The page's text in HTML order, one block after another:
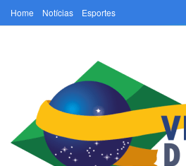
Home Notícias Esportes